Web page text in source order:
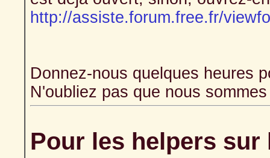
http://assiste.forum.free.fr/
Donnez-nous quelques heures
N'oubliez pas que nous
Pour les helpers sur